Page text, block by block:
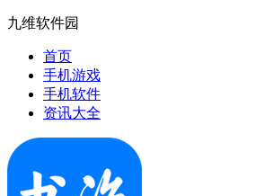
九维软件园
首页
手机游戏
手机软件
资讯大全